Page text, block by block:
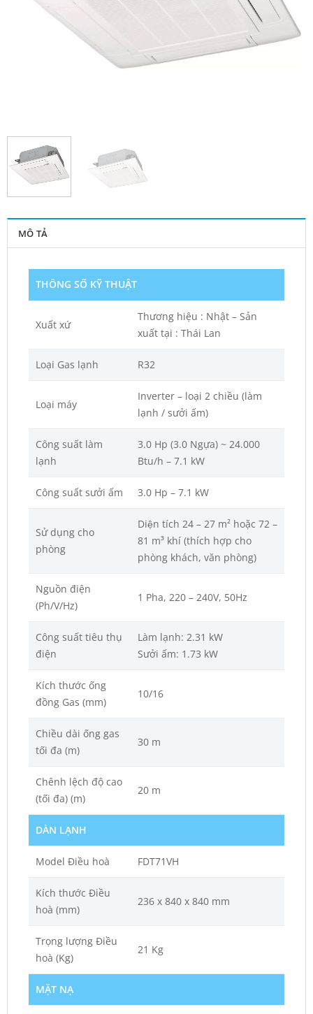
MÔ TẢ
THÔNG SỐ KỸ THUẬT
Xuất xứ
Thương hiệu : Nhật – Sản
xuất tại : Thái Lan
Loại Gas lạnh R32
Loại máy
Inverter – loại 2 chiều (làm
lạnh / sưởi ấm)
Công suất làm
lạnh
3.0 Hp (3.0 Ngựa) ~ 24.000
Btu/h – 7.1 kW
Công suất sưởi ấm 3.0 Hp – 7.1 kW
Sử dụng cho
phòng
Diện tích 24 – 27 m² hoặc 72 –
81 m³ khí (thích hợp cho
phòng khách, văn phòng)
Nguồn điện
(Ph/V/Hz)
1 Pha, 220 – 240V, 50Hz
Công suất tiêu thụ
điện
Làm lạnh: 2.31 kW
Sưởi ấm: 1.73 kW
Kích thước ống
đồng Gas (mm)
10/16
Chiều dài ống gas
tối đa (m)
30 m
Chênh lệch độ cao
(tối đa) (m)
20 m
DÀN LẠNH
Model Điều hoà FDT71VH
Kích thước Điều
hoà (mm)
236 x 840 x 840 mm
Trọng lượng Điều
hoà (Kg)
21 Kg
MẶT NẠ